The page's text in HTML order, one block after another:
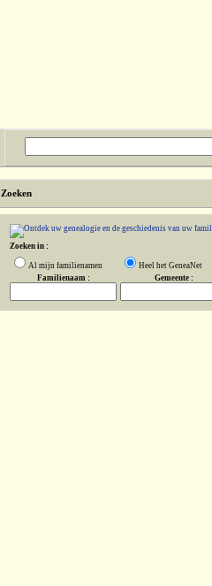
Zoeken
Zoeken in :
Al mijn familienamen
Heel het GeneaNet
Familienaam :
Gemeente :